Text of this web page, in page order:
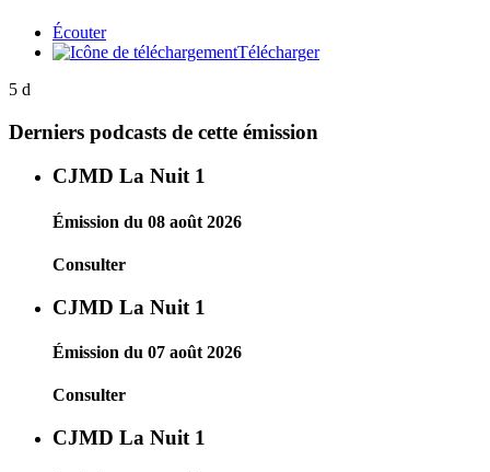
Écouter
Télécharger
5 d
Derniers podcasts de cette émission
CJMD La Nuit 1
Émission du 08 août 2026
Consulter
CJMD La Nuit 1
Émission du 07 août 2026
Consulter
CJMD La Nuit 1